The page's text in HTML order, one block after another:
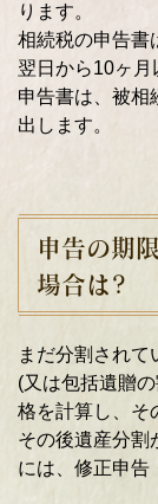
ります。
相続税の申告書
翌日から10ヶ月
申告書は、被相
出します。
申告の期
場合は?
まだ分割され
(又は包括遺贈
格を計算し、そ
その後遺産分割
には、修正申告